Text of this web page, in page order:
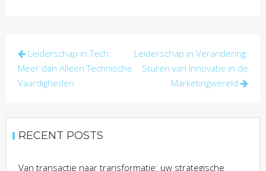
Post
navigation
Leiderschap in Tech:
Meer dan Alleen Technische
Vaardigheden
Leiderschap in Verandering:
Sturen van Innovatie in de
Marketingwereld
RECENT POSTS
Van transactie naar transformatie: uw strategische